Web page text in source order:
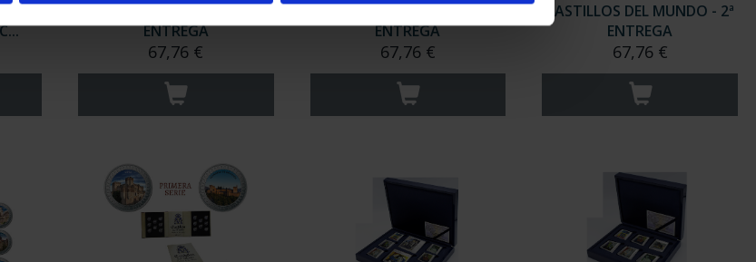
CASTILLOS DEL MUNDO - 3ª
ENTREGA
67,76 €
CASTILLOS DEL MUNDO - 4ª
ENTREGA
67,76 €
CASTILLOS DEL MUNDO - 2ª
ENTREGA
67,76 €